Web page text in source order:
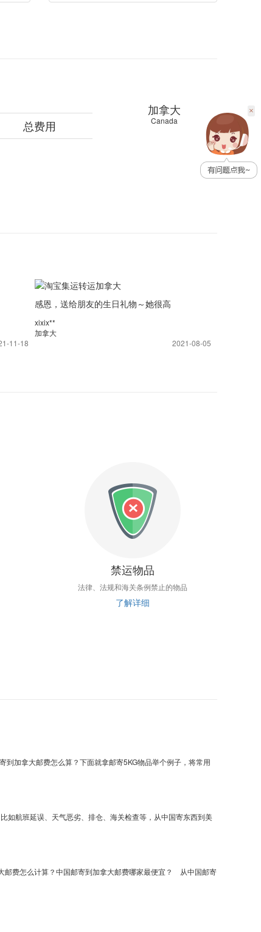
总费用
加拿大
Canada
11-18
感恩，送给朋友的生日礼物～她很高
xixix**
加拿大
2021-08-05
禁运物品
法律、法规和海关条例禁止的物品
了解详细
加拿大邮费怎么算？下面就拿邮寄5KG物品举个例子，将常用
航班延误、天气恶劣、排仓、海关检查等，从中国寄东西到美
邮费怎么计算？中国邮寄到加拿大邮费哪家最便宜？ 从中国邮寄
×